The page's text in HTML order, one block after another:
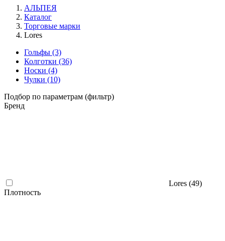
АЛЬПЕЯ
Каталог
Торговые марки
Lores
Гольфы (3)
Колготки (36)
Носки (4)
Чулки (10)
Подбор по параметрам (фильтр)
Бренд
Lores (49)
Плотность